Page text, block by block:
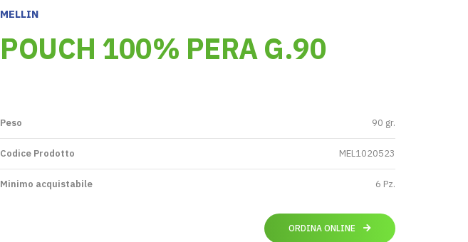
MELLIN
POUCH 100% PERA G.90
Peso 90 gr.
Codice Prodotto MEL1020523
Minimo acquistabile 6 Pz.
ORDINA ONLINE